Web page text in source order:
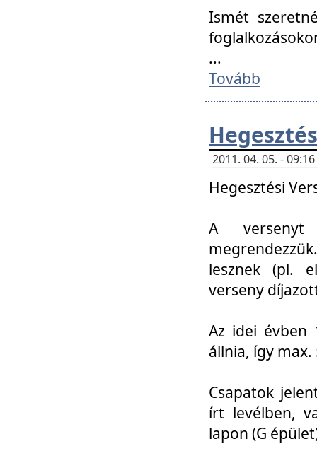
Ismét
...
Tovább
2011. 04. 05. -
Hegesztési
A versenyt
lesznek (pl.
verseny
Az idei évben
állnia, így
Csapatok
írt levélben,
lapon (G